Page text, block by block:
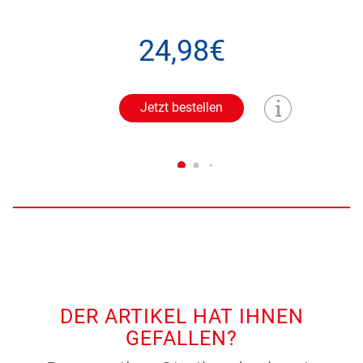
24,98€
Jetzt bestellen
DER ARTIKEL HAT IHNEN
GEFALLEN?